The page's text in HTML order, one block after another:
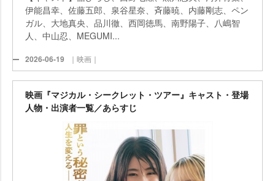
伊能昌幸、佐藤五郎、泉谷星奈、斉藤暁、内藤剛志、ペン
ガル、大地真央、品川徹、西岡徳馬、南野陽子、八嶋智
人、中山忍、MEGUMI...
2026-06-19 ｜映画｜
映画『マジカル・シークレット・ツアー』キャスト・登場
人物・出演者一覧／あらすじ